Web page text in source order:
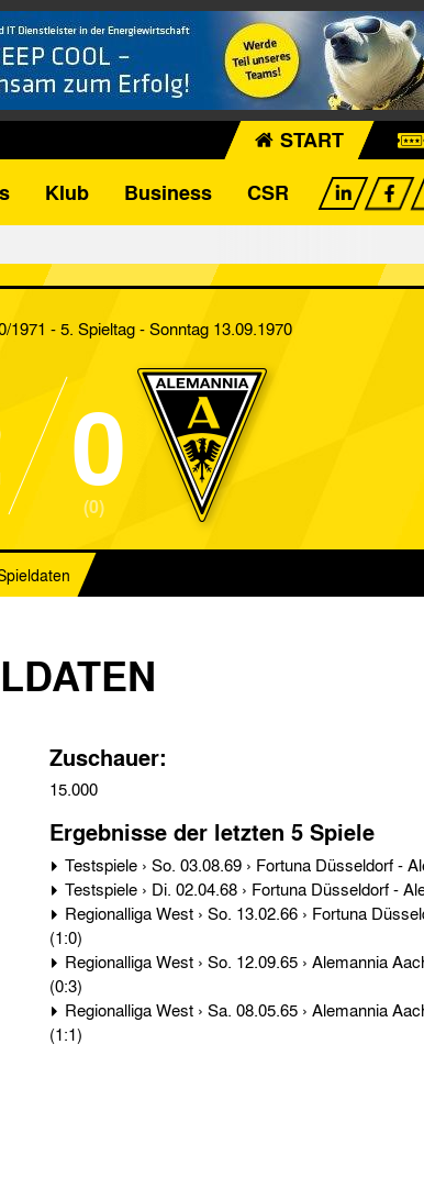
START
Klub Business CSR
1971 - 5. Spieltag- Sonntag 13.09.1970
0
(0)
Zuschauer:
15.000
Ergebnisse der letzten 5 Spiele
(1:0)
(0:3)
(1:1)